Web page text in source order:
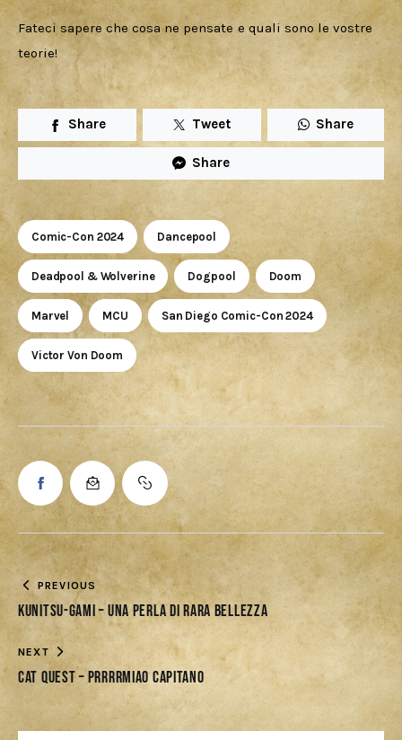
Fateci sapere che cosa ne pensate e quali sono le vostre
teorie!
Share Tweet Share
Share
Comic-Con 2024 Dancepool
Deadpool & Wolverine Dogpool Doom
Marvel MCU San Diego Comic-Con 2024
Victor Von Doom
PREVIOUS
Kunitsu-Gami – Una perla di rara bellezza
NEXT
Cat Quest – Prrrrmiao capitano